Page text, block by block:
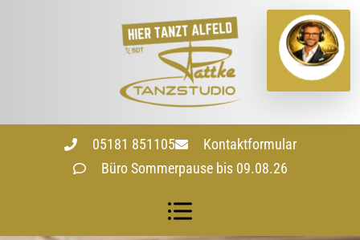
05181 851105
Kontaktformular
Büro Sommerpause bis 09.08.26